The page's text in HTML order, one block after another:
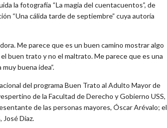
la fotografía “La magia del cuentacuentos”, de
“Una cálida tarde de septiembre” cuya autoría
Me parece que es un buen camino mostrar algo
buen trato y no el maltrato. Me parece que es una
buena idea”.
del programa Buen Trato al Adulto Mayor de
de la Facultad de Derecho y Gobierno USS,
de las personas mayores, Óscar Arévalo; el
José Díaz.